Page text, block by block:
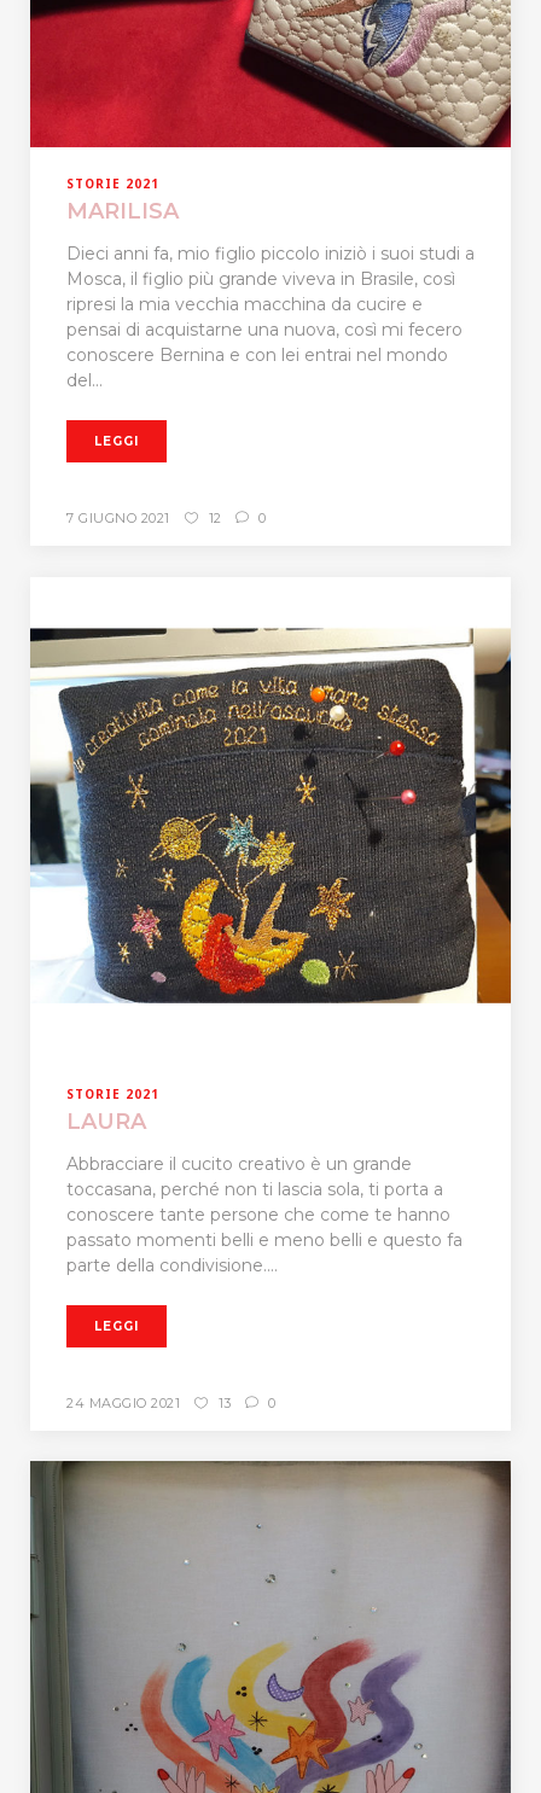
STORIE 2021
MARILISA
Dieci anni fa, mio figlio piccolo iniziò i suoi studi a
Mosca, il figlio più grande viveva in Brasile, così
ripresi la mia vecchia macchina da cucire e
pensai di acquistarne una nuova, così mi fecero
conoscere Bernina e con lei entrai nel mondo
del...
LEGGI
7 GIUGNO 2021 12 0
STORIE 2021
LAURA
Abbracciare il cucito creativo è un grande
toccasana, perché non ti lascia sola, ti porta a
conoscere tante persone che come te hanno
passato momenti belli e meno belli e questo fa
parte della condivisione....
LEGGI
24 MAGGIO 2021 13 0